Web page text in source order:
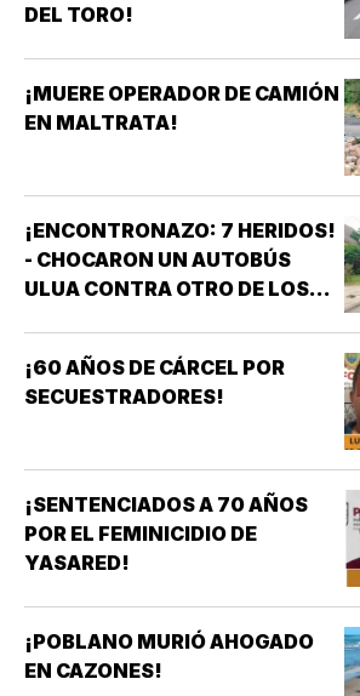
DEL TORO!
¡MUERE OPERADOR DE CAMIÓN
EN MALTRATA!
¡ENCONTRONAZO: 7 HERIDOS!
- CHOCARON UN AUTOBÚS
ULUA CONTRA OTRO DE LOS
¡60 AÑOS DE CÁRCEL POR
SECUESTRADORES!
¡SENTENCIADOS A 70 AÑOS
POR EL FEMINICIDIO DE
YASARED!
¡POBLANO MURIÓ AHOGADO
EN CAZONES!